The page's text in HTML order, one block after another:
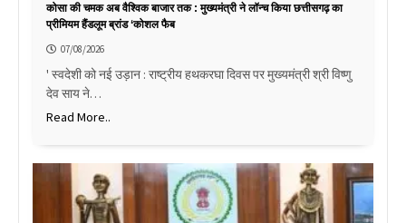
कोसा की चमक अब वैश्विक बाजार तक : मुख्यमंत्री ने लॉन्च किया छत्तीसगढ़ का
प्रीमियम हैंडलूम ब्रांड ‘कोशल फैब
07/08/2026
' स्वदेशी को नई उड़ान : राष्ट्रीय हथकरघा दिवस पर मुख्यमंत्री श्री विष्णु
देव साय ने…
Read More..